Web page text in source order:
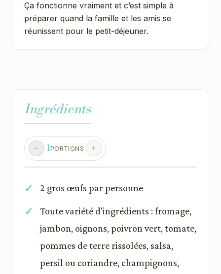
Ça fonctionne vraiment et c’est simple à
préparer quand la famille et les amis se
réunissent pour le petit-déjeuner.
Ingrédients
1PORTIONS
2 gros œufs par personne
Toute variété d'ingrédients : fromage,
jambon, oignons, poivron vert, tomate,
pommes de terre rissolées, salsa,
persil ou coriandre, champignons,